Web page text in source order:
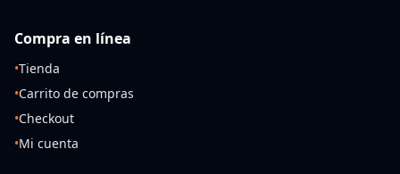
Compra en línea
•Tienda
•Carrito de compras
•Checkout
•Mi cuenta